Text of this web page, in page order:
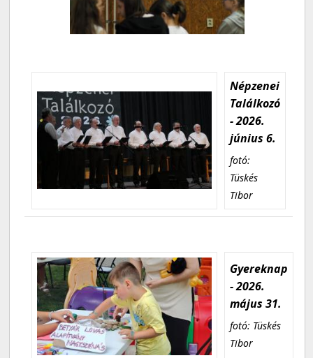
Népzenei
Találkozó
- 2026.
június 6.
fotó:
Tüskés
Tibor
Gyereknap
- 2026.
május 31.
fotó: Tüskés
Tibor